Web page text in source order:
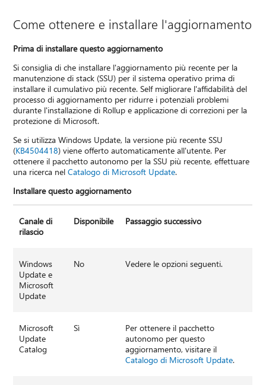
Come ottenere e installare l'aggiornamento
Prima di installare questo aggiornamento
Si consiglia di che installare l'aggiornamento più recente per la
manutenzione di stack (SSU) per il sistema operativo prima di
installare il cumulativo più recente. Self migliorare l'affidabilità del
processo di aggiornamento per ridurre i potenziali problemi
durante l'installazione di Rollup e applicazione di correzioni per la
protezione di Microsoft.
Se si utilizza Windows Update, la versione più recente SSU
(KB4504418) viene offerto automaticamente all'utente. Per
ottenere il pacchetto autonomo per la SSU più recente, effettuare
una ricerca nelCatalogo di Microsoft Update.
Installare questo aggiornamento
Canale di
rilascio
Disponibile Passaggio successivo
Windows
Update e
Microsoft
Update
No Vedere le opzioni seguenti.
Microsoft
Update
Catalog
Sì
Per ottenere il pacchetto
autonomo per questo
aggiornamento, visitare il
Catalogo di Microsoft Update.